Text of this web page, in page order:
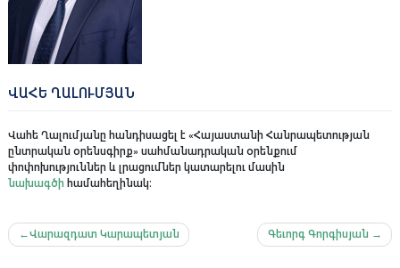
ՎԱՀԵ ՂԱԼՈՒՄՅԱՆ
Վահե Ղալումյանը հանդիսացել է «Հայաստանի Հանրապետության
ընտրական օրենսգիրք» սահմանադրական օրենքում
փոփոխություններ և լրացումներ կատարելու մասին
նախագծի համահեղինակ։
Գրառումների
Վարազդատ Կարապետյան Գեւորգ Գորգիսյան